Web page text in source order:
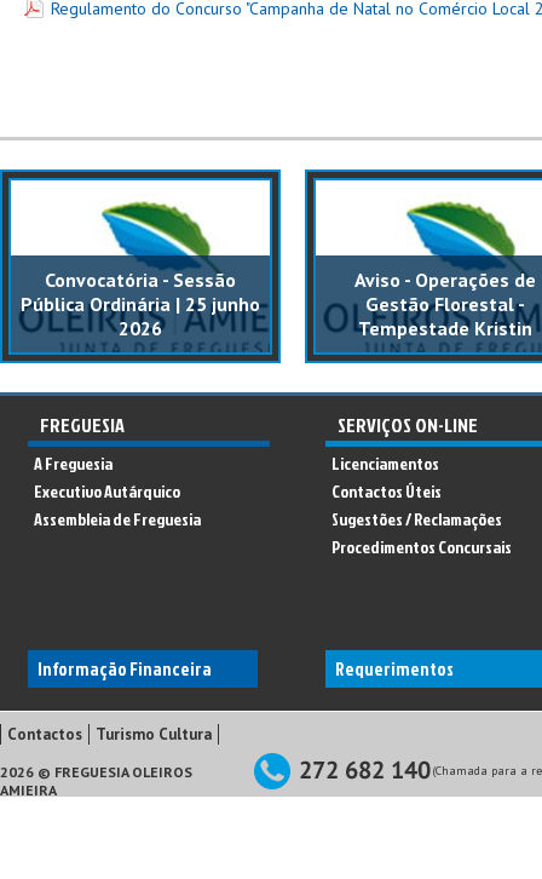
Regulamento do Concurso "Campanha de Natal no Comércio Local
Convocatória - Sessão
Pública Ordinária | 25 junho
2026
Aviso - Operações de
Gestão Florestal -
Tempestade Kristin
FREGUESIA
A Freguesia
Executivo Autárquico
Assembleia de Freguesia
Informação Financeira
SERVIÇOS ON-LINE
Licenciamentos
Contactos Úteis
Sugestões / Reclamações
Procedimentos Concursais
Requerimentos
Contactos Turismo Cultura
2026 © FREGUESIA OLEIROS
AMIEIRA
(Chamada para a